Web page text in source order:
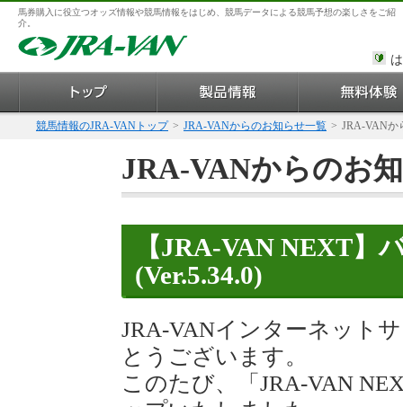
馬券購入に役立つオッズ情報や競馬情報をはじめ、競馬データによる競馬予想の楽しさをご紹
介。
競馬情報のJRA-VANトップ > JRA-VANからのお知らせ一覧 > JRA-VANか
JRA-VANからのお
【JRA-VAN NEXT】
(Ver.5.34.0)
JRA-VANインターネット
とうございます。
このたび、「JRA-VAN